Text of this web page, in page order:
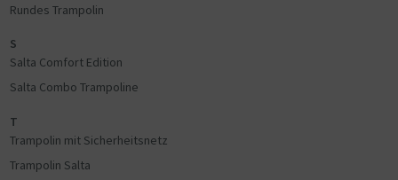
Rundes Trampolin
S
Salta Comfort Edition
Salta Combo Trampoline
T
Trampolin mit Sicherheitsnetz
Trampolin Salta